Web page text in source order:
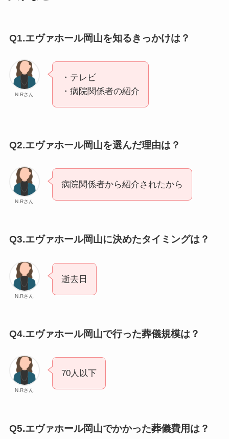
Q1.エヴァホール岡山を知るきっかけは？
N.Rさん
・テレビ
・病院関係者の紹介
Q2.エヴァホール岡山を選んだ理由は？
N.Rさん
病院関係者から紹介されたから
Q3.エヴァホール岡山に決めたタイミングは？
N.Rさん
逝去日
Q4.エヴァホール岡山で行った葬儀規模は？
N.Rさん
70人以下
Q5.エヴァホール岡山でかかった葬儀費用は？